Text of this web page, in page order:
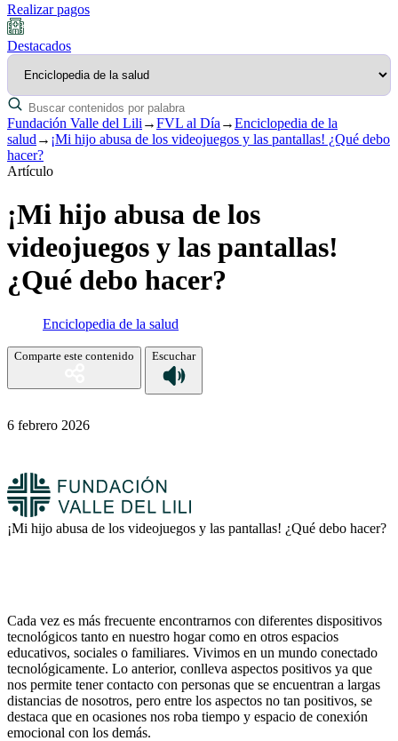
Realizar pagos
Destacados
Fundación Valle del Lili →FVL al Día →Enciclopedia de la
salud → ¡Mi hijo abusa de los videojuegos y las pantallas! ¿Qué debo
hacer?
Artículo
¡Mi hijo abusa de los
videojuegos y las pantallas!
¿Qué debo hacer?
Enciclopedia de la salud
Comparte este contenido Escuchar
6 febrero 2026
¡Mi hijo abusa de los videojuegos y las pantallas! ¿Qué debo hacer?
Cada vez es más frecuente encontrarnos con diferentes dispositivos
tecnológicos tanto en nuestro hogar como en otros espacios
educativos, sociales o familiares. Vivimos en un mundo conectado
tecnológicamente. Lo anterior, conlleva aspectos positivos ya que
nos permite tener contacto con personas que se encuentran a largas
distancias de nosotros, pero entre los aspectos no tan positivos, se
destaca que en ocasiones nos roba tiempo y espacio de conexión
emocional con los demás.